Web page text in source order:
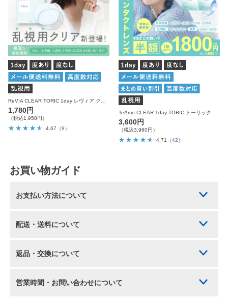
1,780円
（税込1,958円）
4.67 （9）
3,600円
（税込3,960円）
4.71
（42）
お買い物ガイド
お支払い方法について
配送・送料について
返品・交換について
営業時間・お問い合わせについて